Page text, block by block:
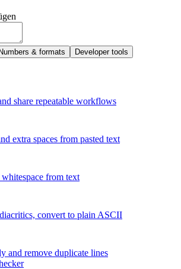
Numbers & formats Developer tools
share repeatable workflows
extra spaces from pasted text
from text
convert to plain ASCII
and remove duplicate lines